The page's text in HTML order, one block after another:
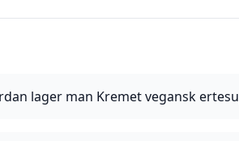
lager man Kremet vegansk